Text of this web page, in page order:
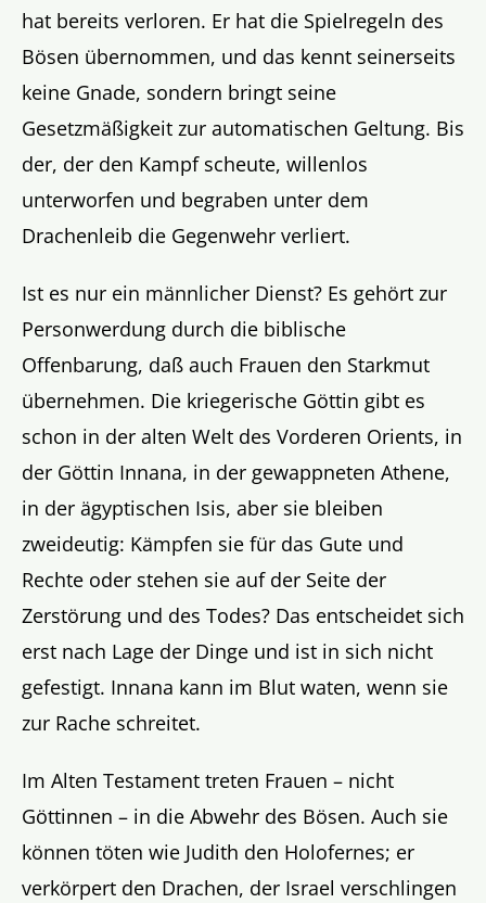
hat bereits verloren. Er hat die Spielregeln des
Bösen übernommen, und das kennt seinerseits
keine Gnade, sondern bringt seine
Gesetzmäßigkeit zur automatischen Geltung. Bis
der, der den Kampf scheute, willenlos
unterworfen und begraben unter dem
Drachenleib die Gegenwehr verliert.
Ist es nur ein männlicher Dienst? Es gehört zur
Personwerdung durch die biblische
Offenbarung, daß auch Frauen den Starkmut
übernehmen. Die kriegerische Göttin gibt es
schon in der alten Welt des Vorderen Orients, in
der Göttin Innana, in der gewappneten Athene,
in der ägyptischen Isis, aber sie bleiben
zweideutig: Kämpfen sie für das Gute und
Rechte oder stehen sie auf der Seite der
Zerstörung und des Todes? Das entscheidet sich
erst nach Lage der Dinge und ist in sich nicht
gefestigt. Innana kann im Blut waten, wenn sie
zur Rache schreitet.
Im Alten Testament treten Frauen – nicht
Göttinnen – in die Abwehr des Bösen. Auch sie
können töten wie Judith den Holofernes; er
verkörpert den Drachen, der Israel verschlingen